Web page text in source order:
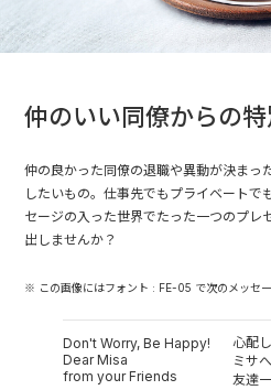
仲のいい同僚からの
仲の良かった同僚の退職や異動が決まっ
したいもの。仕事先でもプライベートで
セージの入った世界でたった一つのプレ
出しませんか？
※ この画像にはフォント : FE-05 で次のメッセー
Don't Worry, Be Happy!
Dear Misa
from your Friends
心配
ミサへ
友達